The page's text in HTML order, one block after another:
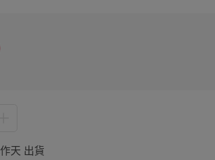
天 出貨